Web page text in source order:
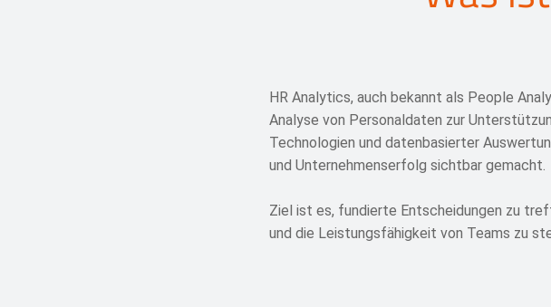
HR Analytics, auch bekannt als People
Analyse von Personaldaten zur
Technologien und datenbasierter
und Unternehmenserfolg sichtbar gemacht.
Ziel ist es, fundierte Entscheidungen zu
und die Leistungsfähigkeit von Teams zu